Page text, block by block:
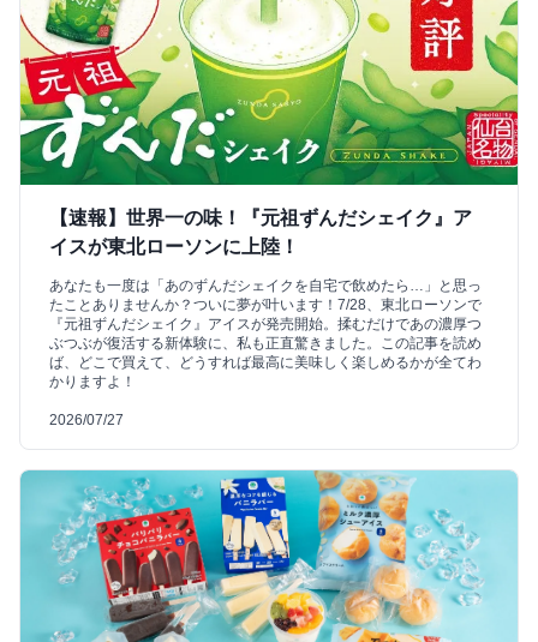
【速報】世界一の味！『元祖ずんだシェイク』ア
イスが東北ローソンに上陸！
あなたも一度は「あのずんだシェイクを自宅で飲めたら…」と思っ
たことありませんか？ついに夢が叶います！7/28、東北ローソンで
『元祖ずんだシェイク』アイスが発売開始。揉むだけであの濃厚つ
ぶつぶが復活する新体験に、私も正直驚きました。この記事を読め
ば、どこで買えて、どうすれば最高に美味しく楽しめるかが全てわ
かりますよ！
2026/07/27